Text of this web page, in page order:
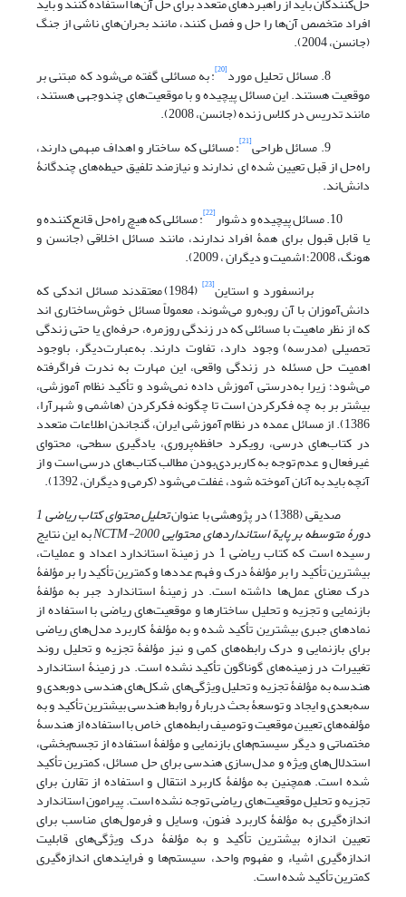
افراد متخصص آن‌ها را حل و فصل کنند، مانند بحران‌های ناشی از جنگ
(جانسن، 2004).
8. مسائل تحلیل مورد
[20] : به مسائلی گفته می‌شود که مبتنی بر
موقعیت هستند. این مسائل پیچیده و با موقعیت‌های چندوجهی هستند،
مانند تدریس در کلاس زنده (جانسن، 2008).
9. مسائل طراحی
[21] : مسائلی که ساختار و اهداف مبهمی دارند،
راه‌حل از قبل تعیین شده ای ندارند و نیازمند تلفیق حیطه‌های چندگانۀ
دانش‌اند.
[22] : مسائلی که هیچ راه‌حل قانع‌کننده و
یا قابل قبول برای همۀ افراد ندارند، مانند مسائل اخلاقی (جانسن و
هونگ، 2008؛ اشمیت و دیگران ، 2009).
برانسفورد و استاین[23] (1984) معتقدند مسائل اندکی که
دانش‌آموزان با آن روبه‌رو می‌شوند، معمولاً مسائل خوش‌ساختاری اند
که از نظر ماهیت با مسائلی که در زندگی روزمره، حرفه‌ای یا حتی زندگی
تحصیلی (مدرسه) وجود دارد، تفاوت دارند. به‌عبارت‌دیگر، باوجود
اهمیت حل مسئله در زندگی واقعی، این مهارت به ندرت فراگرفته
می‌شود؛ زیرا به‌درستی آموزش داده نمی‌شود و تأکید نظام آموزشی،
بیشتر بر به چه فکرکردن است تا چگونه فکرکردن (هاشمی و شهرآرا،
1386). از مسائل عمده در نظام آموزشی ایران، گنجاندن اطلاعات متعدد
در کتاب‌های درسی، رویکرد حافظه‌پروری، یادگیری سطحی، محتوای
غیرفعال و عدم توجه به کاربردی‌بودن مطالب کتاب‌های درسی است و از
آنچه باید به آنان آموخته شود، غفلت می‌شود (کرمی و دیگران، 1392).
صدیقی (1388) در پژوهشی با عنوان
تحلیل محتوای کتاب ریاضی 1
دورۀ متوسطهبر پایة استانداردهای محتواییNCTM-2000به این نتایج
رسیده است که کتاب ریاضی 1 در زمینة استاندارد اعداد و عملیات،
بیشترین تأکید را بر مؤلفۀ درک و فهم عددها و کمترین تأکید را بر مؤلفۀ
درک معنای عمل‌ها داشته است. در زمینۀ استاندارد جبر به مؤلفۀ
بازنمایی و تجزیه و تحلیل ساختارها و موقعیت‌های ریاضی با استفاده از
نمادهای جبری بیشترین تأکید شده و به مؤلفۀ کاربرد مدل‌های ریاضی
برای بازنمایی و درک رابطه‌های کمی و نیز مؤلفۀ تجزیه و تحلیل روند
تغییرات در زمینه‌های گوناگون تأکید نشده است. در زمینۀ استاندارد
هندسه به مؤلفۀ تجزیه و تحلیل ویژگی‌های شکل‌های هندسی دوبعدی و
سه‌بعدی و ایجاد و توسعۀ بحث دربارۀ روابط هندسی بیشترین تأکید و به
مؤلفه‌های تعیین موقعیت و توصیف رابطه‌های خاص با استفاده از هندسۀ
مختصاتی و دیگر سیستم‌های بازنمایی و مؤلفۀ استفاده از تجسم‌بخشی،
استدلال‌های ویژه و مدل‌سازی هندسی برای حل مسائل، کمترین تأکید
شده است. همچنین به مؤلفۀ کاربرد انتقال و استفاده از تقارن برای
تجزیه و تحلیل موقعیت‌های ریاضی توجه نشده است. پیرامون استاندارد
اندازه‌گیری به مؤلفۀ کاربرد فنون، وسایل و فرمول‌های مناسب برای
تعیین اندازه بیشترین تأکید و به مؤلفۀ درک ویژگی‌های قابلیت
اندازه‌گیری اشیاء و مفهوم واحد، سیستم‌ها و فرایندهای اندازه‌گیری
کمترین تأکید شده است.